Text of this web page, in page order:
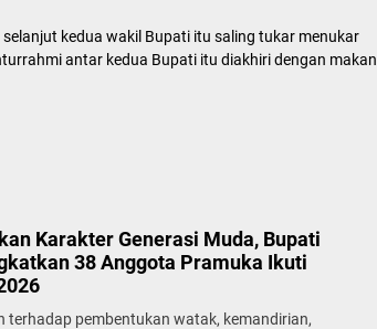
kedua wakil Bupati itu saling tukar menukar
antar kedua Bupati itu diakhiri dengan makan
Karakter Generasi Muda, Bupati
38 Anggota Pramuka Ikuti
terhadap pembentukan watak, kemandirian,